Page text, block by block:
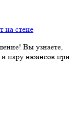
стене
Вы узнаете,
и пару нюансов при